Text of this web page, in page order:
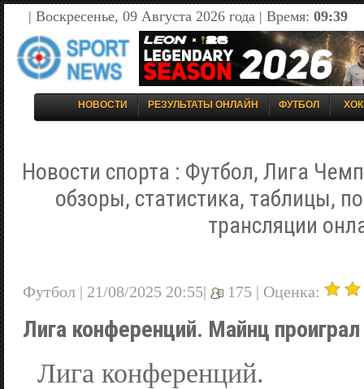
| Воскресенье, 09 Августа 2026 года | Время: 09:39
НОВОСТИ РЕЗУЛЬТАТЫ ОНЛАЙН ФУТБОЛ
Новости спорта : Футбол, Лига
обзоры, статистика, таблицы,
трансляции
Футбол | 21/08/2025 20:55| 175 | Оценка:
Лига конференций. Майнц
Лига конференций.